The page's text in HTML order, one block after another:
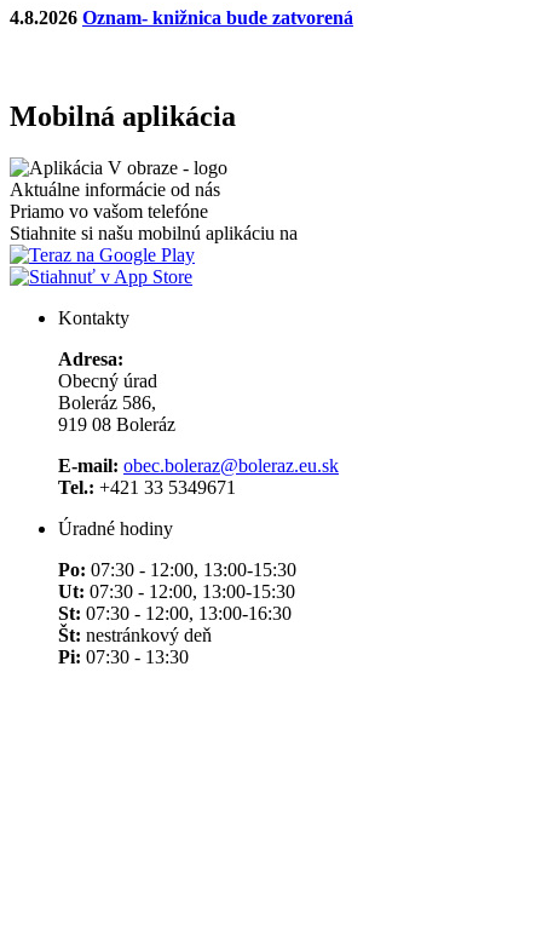
4.8.2026 Oznam- knižnica bude zatvorená
Mobilná aplikácia
Aktuálne informácie od nás
Priamo vo vašom telefóne
Stiahnite si našu mobilnú aplikáciu na
Kontakty
Adresa:
Obecný úrad
Boleráz 586,
919 08 Boleráz
E-mail: obec.boleraz@boleraz.eu.sk
Tel.: +421 33 5349671
Úradné hodiny
Po: 07:30 - 12:00, 13:00-15:30
Ut: 07:30 - 12:00, 13:00-15:30
St: 07:30 - 12:00, 13:00-16:30
Št: nestránkový deň
Pi: 07:30 - 13:30